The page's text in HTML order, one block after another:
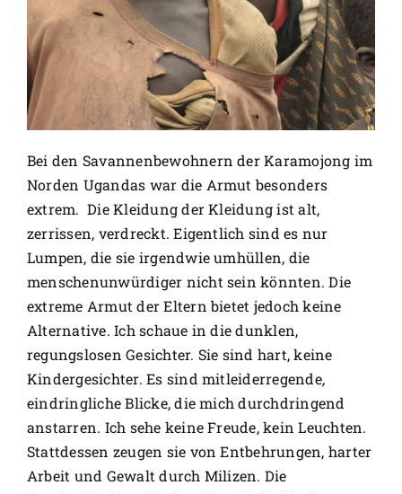
Bei den Savannenbewohnern der Karamojong im
Norden Ugandas war die Armut besonders
extrem. Die Kleidung der Kleidung ist alt,
zerrissen, verdreckt. Eigentlich sind es nur
Lumpen, die sie irgendwie umhüllen, die
menschenunwürdiger nicht sein könnten. Die
extreme Armut der Eltern bietet jedoch keine
Alternative. Ich schaue in die dunklen,
regungslosen Gesichter. Sie sind hart, keine
Kindergesichter. Es sind mitleiderregende,
eindringliche Blicke, die mich durchdringend
anstarren. Ich sehe keine Freude, kein Leuchten.
Stattdessen zeugen sie von Entbehrungen, harter
Arbeit und Gewalt durch Milizen. Die